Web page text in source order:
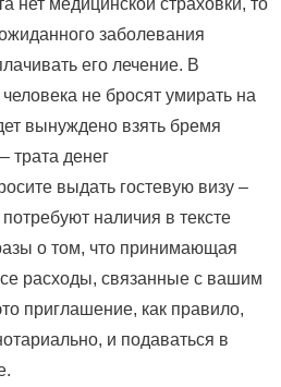
нет медицинской страховки, то
заболевания
его лечение. В
не бросят умирать на
вынуждено взять бремя
трата денег
выдать гостевую визу –
наличия в тексте
о том, что принимающая
расходы, связанные с вашим
приглашение, как правило,
и подаваться в